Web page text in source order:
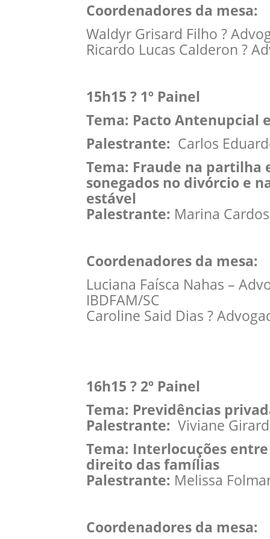
Coordenadores da mesa:
Waldyr Grisard Filho ?
Ricardo Lucas Calderon ?
15h15 ? 1º Painel
Tema: Pacto Antenupcial
Palestrante: Carlos
Tema: Fraude na partilha
sonegados no divórcio e
estável
Palestrante: Marina
Coordenadores da mesa:
Luciana Faísca Nahas –
IBDFAM/SC
Caroline Said Dias ?
16h15 ? 2º Painel
Tema: Previdências
Palestrante: Viviane
Tema: Interlocuções
direito das famílias
Palestrante: Melissa
Coordenadores da mesa: